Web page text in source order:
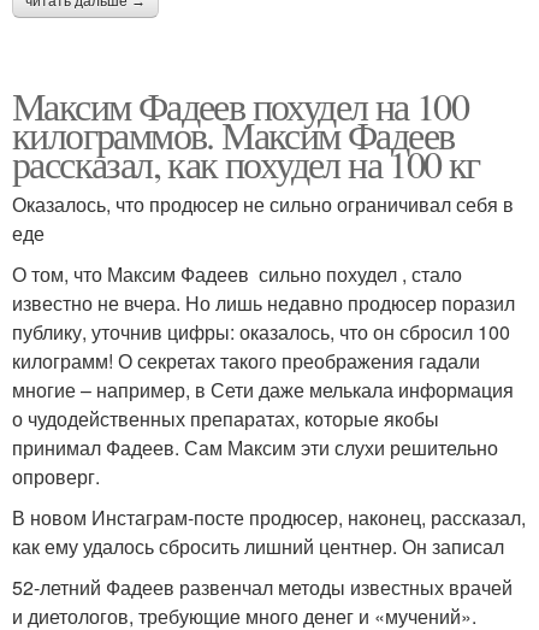
Максим Фадеев похудел на 100
килограммов. Максим Фадеев
рассказал, как похудел на 100 кг
Оказалось, что продюсер не сильно ограничивал себя в
еде
О том, что Максим Фадеев сильно похудел , стало
известно не вчера. Но лишь недавно продюсер поразил
публику, уточнив цифры: оказалось, что он сбросил 100
килограмм! О секретах такого преображения гадали
многие – например, в Сети даже мелькала информация
о чудодейственных препаратах, которые якобы
принимал Фадеев. Сам Максим эти слухи решительно
опроверг.
В новом Инстаграм-посте продюсер, наконец, рассказал,
как ему удалось сбросить лишний центнер. Он записал
52-летний Фадеев развенчал методы известных врачей
и диетологов, требующие много денег и «мучений».